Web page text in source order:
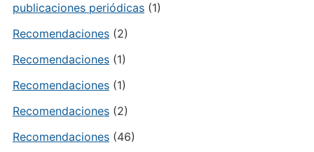
publicaciones periódicas(1)
Recomendaciones(2)
Recomendaciones(1)
Recomendaciones(1)
Recomendaciones(2)
Recomendaciones(46)